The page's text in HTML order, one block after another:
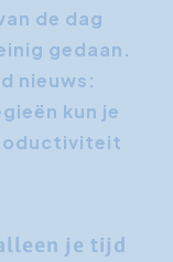
de dag
gedaan.
nieuws:
kun je
je tijd